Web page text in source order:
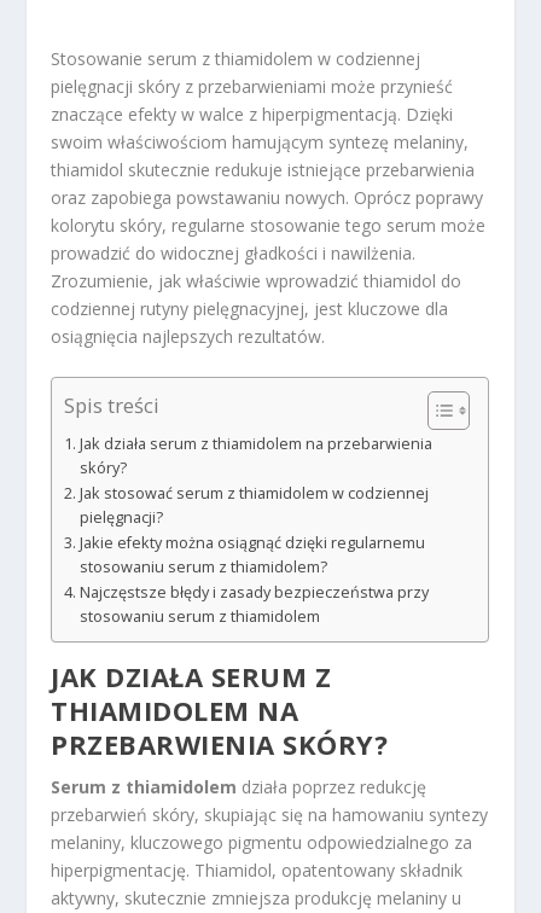
Stosowanie serum z thiamidolem w codziennej
pielęgnacji skóry z przebarwieniami może przynieść
znaczące efekty w walce z hiperpigmentacją. Dzięki
swoim właściwościom hamującym syntezę melaniny,
thiamidol skutecznie redukuje istniejące przebarwienia
oraz zapobiega powstawaniu nowych. Oprócz poprawy
kolorytu skóry, regularne stosowanie tego serum może
prowadzić do widocznej gładkości i nawilżenia.
Zrozumienie, jak właściwie wprowadzić thiamidol do
codziennej rutyny pielęgnacyjnej, jest kluczowe dla
osiągnięcia najlepszych rezultatów.
Spis treści
Jak działa serum z thiamidolem na przebarwienia
skóry?
Jak stosować serum z thiamidolem w codziennej
pielęgnacji?
Jakie efekty można osiągnąć dzięki regularnemu
stosowaniu serum z thiamidolem?
Najczęstsze błędy i zasady bezpieczeństwa przy
stosowaniu serum z thiamidolem
JAK DZIAŁA SERUM Z
THIAMIDOLEM NA
PRZEBARWIENIA SKÓRY?
Serum z thiamidolem działa poprzez redukcję
przebarwień skóry, skupiając się na hamowaniu syntezy
melaniny, kluczowego pigmentu odpowiedzialnego za
hiperpigmentację. Thiamidol, opatentowany składnik
aktywny, skutecznie zmniejsza produkcję melaniny u